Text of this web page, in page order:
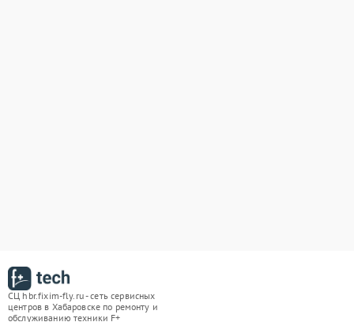
СЦ hbr.fixim-fly.ru - сеть сервисных
центров в Хабаровске по ремонту и
обслуживанию техники F+